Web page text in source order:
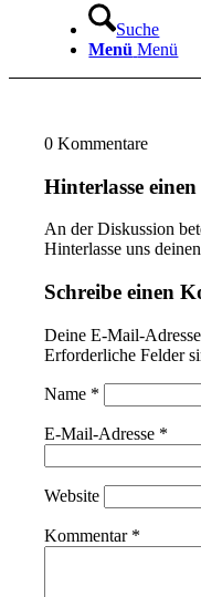
Suche
Menü Menü
0 Kommentare
Hinterlasse
An der Diskussion
Hinterlasse uns
Schreibe einen
Deine E-Mail-
Erforderliche Felder
Name *
E-Mail-Adresse *
Website
Kommentar *